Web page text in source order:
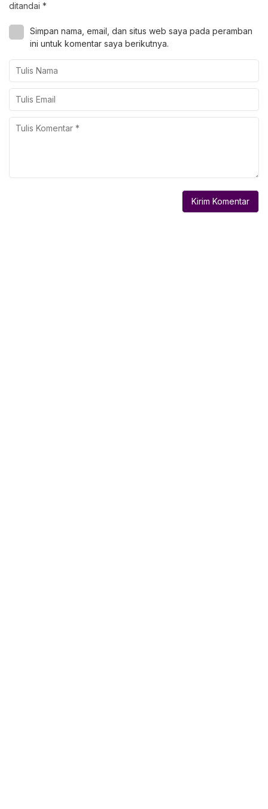
ditandai *
Simpan nama, email, dan situs web saya pada peramban
ini untuk komentar saya berikutnya.